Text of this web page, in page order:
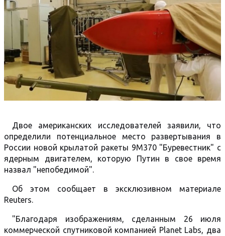
Двое американских исследователей заявили, что
определили потенциальное место развертывания в
России новой крылатой ракеты 9M370 "Буревестник" с
ядерным двигателем, которую Путин в свое время
назвал "непобедимой".
Об этом сообщает в эксклюзивном материале
Reuters.
"Благодаря изображениям, сделанным 26 июля
коммерческой спутниковой компанией Planet Labs, два